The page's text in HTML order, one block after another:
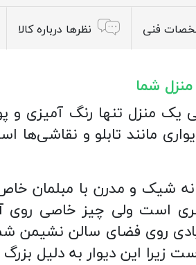
فنی نظرها درباره کالا
شما
یک منزل تنها رنگ
مانند تابلو و نقاشی‌ها
شیک و مدرن با مبلمان‌
است ولی چیز خاصی روی
زیادی روی فضای سالن
زیرا این دیوار به دلیل